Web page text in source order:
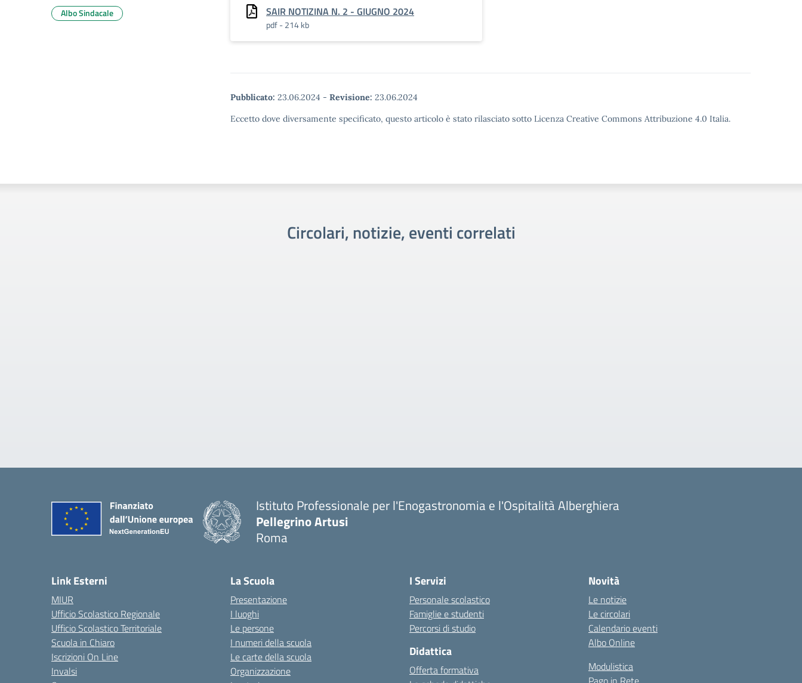
SAIR NOTIZINA N. 2 - GIUGNO 2024
pdf - 214 kb
Pubblicato: 23.06.2024 - Revisione: 23.06.2024
Eccetto dove diversamente specificato, questo articolo è stato rilasciato sotto Licenza Creative Commons Attribuzione 4.0 Italia.
Albo Sindacale
Circolari, notizie, eventi correlati
Istituto Professionale per l'Enogastronomia e l'Ospitalità Alberghiera
Pellegrino Artusi
Roma
Link Esterni
MIUR
Ufficio Scolastico Regionale
Ufficio Scolastico Territoriale
Scuola in Chiaro
Iscrizioni On Line
Invalsi
La Scuola
Presentazione
I luoghi
Le persone
I numeri della scuola
Le carte della scuola
Organizzazione
I Servizi
Personale scolastico
Famiglie e studenti
Percorsi di studio
Didattica
Offerta formativa
Novità
Le notizie
Le circolari
Calendario eventi
Albo Online
Modulistica